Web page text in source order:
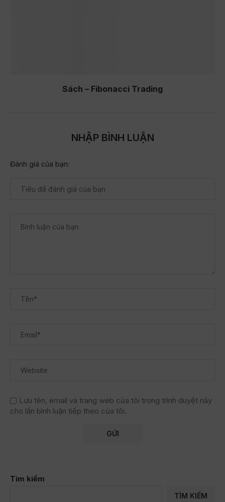
Sách – Fibonacci Trading
NHẬP BÌNH LUẬN
Đánh giá của bạn:
Lưu tên, email và trang web của tôi trong trình duyệt này
cho lần bình luận tiếp theo của tôi.
Tìm kiếm
TÌM KIẾM